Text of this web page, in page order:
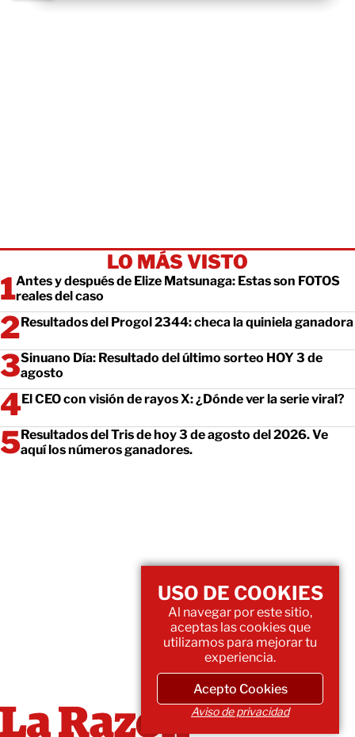
LO MÁS VISTO
Antes y después de Elize Matsunaga: Estas son FOTOS
reales del caso
Resultados del Progol 2344: checa la quiniela ganadora
Sinuano Día: Resultado del último sorteo HOY 3 de
agosto
El CEO con visión de rayos X: ¿Dónde ver la serie viral?
Resultados del Tris de hoy 3 de agosto del 2026. Ve
aquí los números ganadores.
USO DE COOKIES
Al navegar por este sitio,
aceptas las cookies que
utilizamos para mejorar tu
experiencia.
Acepto Cookies
Aviso de privacidad